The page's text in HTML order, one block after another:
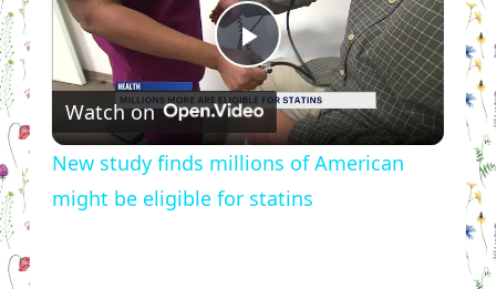
Play
Video
Watch on
New study finds millions of American
might be eligible for statins